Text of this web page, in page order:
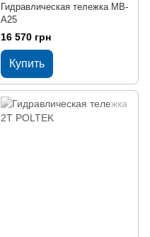
Гидравлическая тележка MB-
A25
16 570 грн
Купить